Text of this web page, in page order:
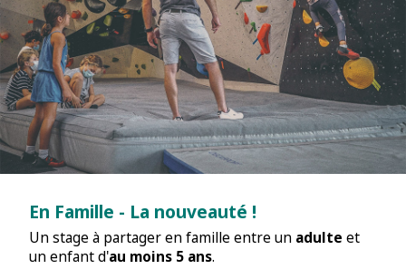
En Famille - La nouveauté !
Un stage à partager en famille entre un adulte et
un enfant d'au moins 5 ans.